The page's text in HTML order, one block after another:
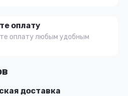
доставка
оплату
оплату любым удобным